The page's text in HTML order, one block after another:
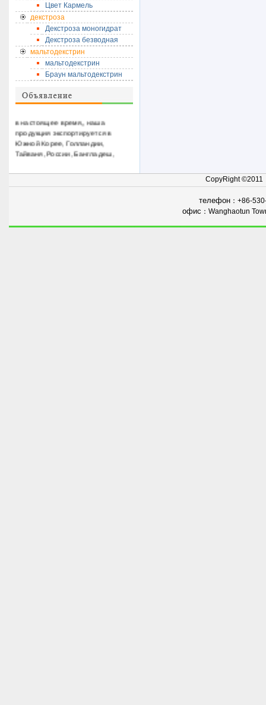
Цвет Кармель
декстроза
Декстроза моногидрат
Декстроза безводная
мальтодекстрин
мальтодекстрин
Браун мальтодекстрин
в настоящее время, , наша
продукция экспортируется в
Южной Корее, Голландии,
Тайваня, России, Бангладеш,
Costarica, Австралии, Турции,
Индии, Малайзии, Новой
CopyRight
телефон ：+86-
офис ：Wanghaotun